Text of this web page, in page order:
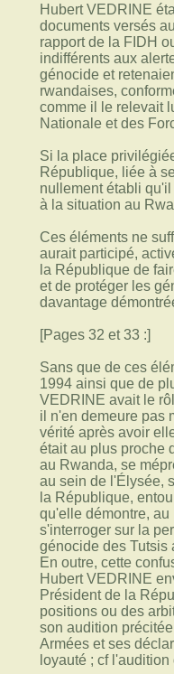
Hubert VEDRINE
documents versés
rapport de la FIDH
indifférents aux
génocide et
rwandaises,
comme il le relevait
Nationale et des
Si la place
République, liée à
nullement établi
à la situation au
Ces éléments ne
aurait participé,
la République de
et de protéger les
davantage
[Pages 32 et 33 :]
Sans que de ces
1994 ainsi que de
VEDRINE avait le
il n'en demeure pas
vérité après avoir
était au plus proche
au Rwanda, se
au sein de l'Élysée,
la République,
qu'elle démontre,
s'interroger sur la
génocide des Tutsis
En outre, cette
Hubert VEDRINE
Président de la
positions ou des
son audition
Armées et ses
loyauté ; cf